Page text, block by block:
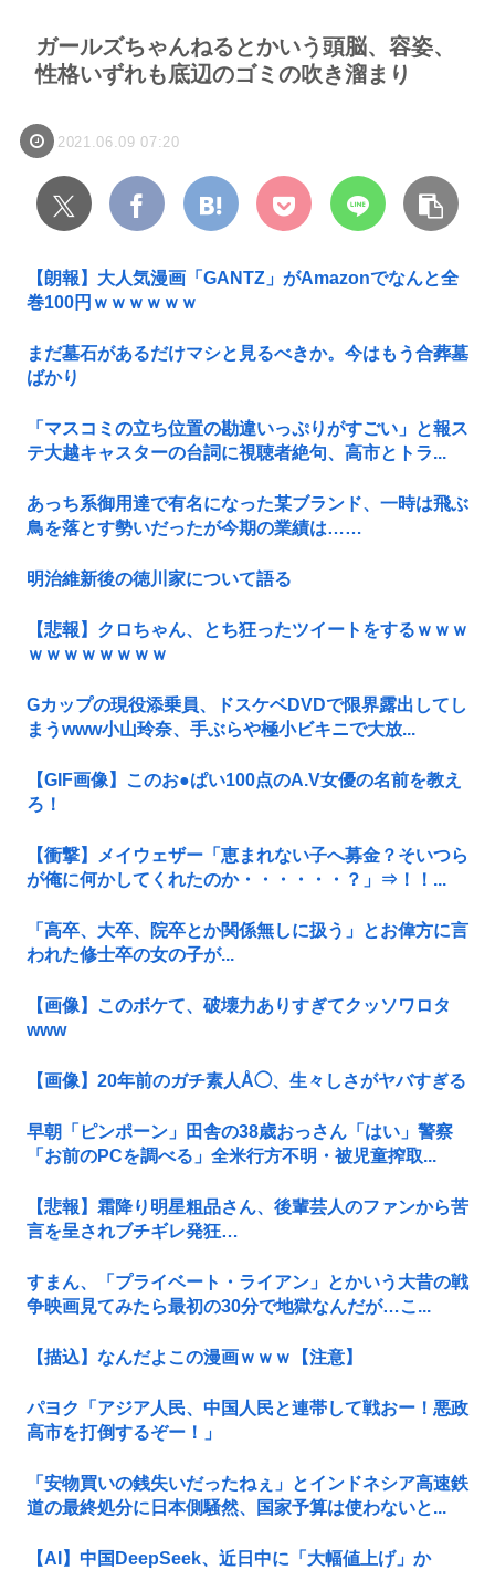
ガールズちゃんねるとかいう頭脳、容姿、
性格いずれも底辺のゴミの吹き溜まり
2021.06.09 07:20
【朗報】大人気漫画「GANTZ」がAmazonでなんと全
巻100円ｗｗｗｗｗｗ
まだ墓石があるだけマシと見るべきか。今はもう合葬墓
ばかり
「マスコミの立ち位置の勘違いっぷりがすごい」と報ス
テ大越キャスターの台詞に視聴者絶句、高市とトラ...
あっち系御用達で有名になった某ブランド、一時は飛ぶ
鳥を落とす勢いだったが今期の業績は……
明治維新後の徳川家について語る
【悲報】クロちゃん、とち狂ったツイートをするｗｗｗ
ｗｗｗｗｗｗｗｗ
Gカップの現役添乗員、ドスケベDVDで限界露出してし
まうwww小山玲奈、手ぶらや極小ビキニで大放...
【GIF画像】このお●ぱい100点のA.V女優の名前を教え
ろ！
【衝撃】メイウェザー「恵まれない子へ募金？そいつら
が俺に何かしてくれたのか・・・・・・？」⇒！！...
「高卒、大卒、院卒とか関係無しに扱う」とお偉方に言
われた修士卒の女の子が...
【画像】このボケて、破壊力ありすぎてクッソワロタ
www
【画像】20年前のガチ素人Å◯、生々しさがヤバすぎる
早朝「ピンポーン」田舎の38歳おっさん「はい」警察
「お前のPCを調べる」全米行方不明・被児童搾取...
【悲報】霜降り明星粗品さん、後輩芸人のファンから苦
言を呈されブチギレ発狂…
すまん、「プライベート・ライアン」とかいう大昔の戦
争映画見てみたら最初の30分で地獄なんだが…こ...
【描込】なんだよこの漫画ｗｗｗ【注意】
パヨク「アジア人民、中国人民と連帯して戦おー！悪政
高市を打倒するぞー！」
「安物買いの銭失いだったねぇ」とインドネシア高速鉄
道の最終処分に日本側騒然、国家予算は使わないと...
【AI】中国DeepSeek、近日中に「大幅値上げ」か